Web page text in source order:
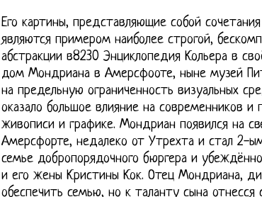
Его картины, представляющие собой
являются примером наиболее строгой,
абстракции в8230 Энциклопедия Кольера в
дом Мондриана в Амерсфооте, ныне музей
на предельную ограниченность визуальных
оказало большое влияние на современников и
живописи и графике. Мондриан появился на
Амерсфорте, недалеко от Утрехта и стал 2-
семье добропорядочного бюргера и
и его жены Кристины Кок. Отец Мондриана,
обеспечить семью, но к таланту сына